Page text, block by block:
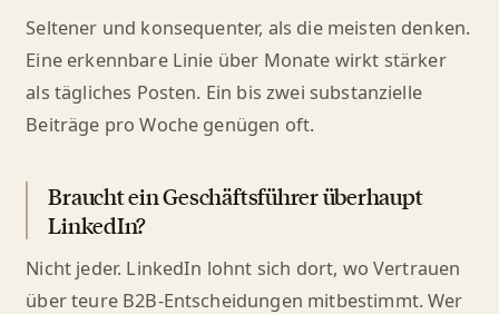
Seltener und konsequenter, als die meisten denken.
Eine erkennbare Linie über Monate wirkt stärker
als tägliches Posten. Ein bis zwei substanzielle
Beiträge pro Woche genügen oft.
Braucht ein Geschäftsführer überhaupt
LinkedIn?
Nicht jeder. LinkedIn lohnt sich dort, wo Vertrauen
über teure B2B-Entscheidungen mitbestimmt. Wer